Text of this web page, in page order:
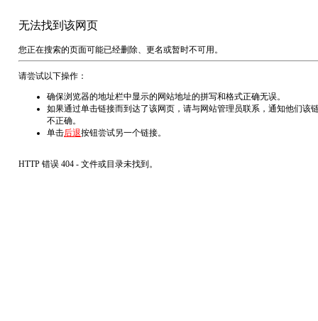
无法找到该网页
您正在搜索的页面可能已经删除、更名或暂时不可用。
请尝试以下操作：
确保浏览器的地址栏中显示的网站地址的拼写和格式正确无误。
如果通过单击链接而到达了该网页，请与网站管理员联系，通知他们该
不正确。
单击后退按钮尝试另一个链接。
HTTP 错误 404 - 文件或目录未找到。